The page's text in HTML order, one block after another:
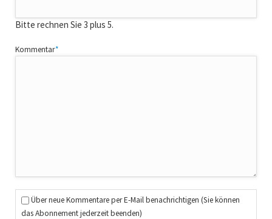
Bitte rechnen Sie 3 plus 5.
Pflichtfeld
Kommentar*
Über neue Kommentare per E-Mail benachrichtigen (Sie können
das Abonnement jederzeit beenden)